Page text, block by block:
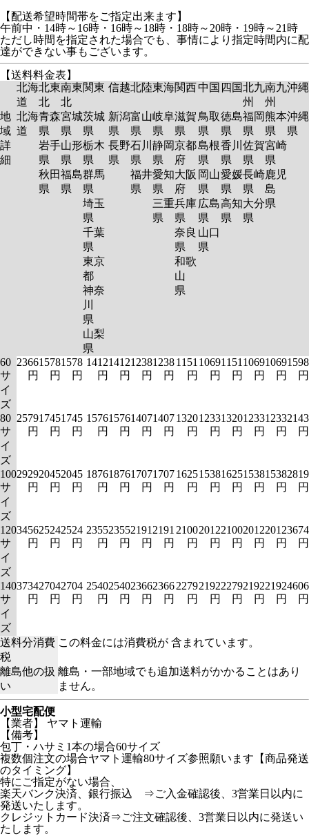
【配送希望時間帯をご指定出来ます】
午前中・14時～16時・16時～18時・18時～20時・19時～21時
ただし時間を指定された場合でも、事情により指定時間内に配
達ができない事もございます。
【送料料金表】
北海
道
北東
北
南東
北
関東 信越北陸東海関西中国 四国北九
州
南九
州
沖縄
地
域
詳
細
北海
道
青森
県
岩手
県
秋田
県
宮城
県
山形
県
福島
県
茨城
県
栃木
県
群馬
県
埼玉
県
千葉
県
東京
都
神奈
川
県
山梨
県
新潟
県
長野
県
富山
県
石川
県
福井
県
岐阜
県
静岡
県
愛知
県
三重
県
滋賀
県
京都
府
大阪
府
兵庫
県
奈良
県
和歌
山
県
鳥取
県
島根
県
岡山
県
広島
県
山口
県
徳島
県
香川
県
愛媛
県
高知
県
福岡
県
佐賀
県
長崎
県
大分
県
熊本
県
宮崎
県
鹿児
島
県
沖縄
県
60
サ
イ
ズ
2366
円
1578
円
1578
円
1412
円
1412
円
1238
円
1238
円
1151
円
1069
円
1151
円
1069
円
1069
円
1598
円
80
サ
イ
ズ
2579
円
1745
円
1745
円
1576
円
1576
円
1407
円
1407
円
1320
円
1233
円
1320
円
1233
円
1233
円
2143
円
100
サ
イ
ズ
2929
円
2045
円
2045
円
1876
円
1876
円
1707
円
1707
円
1625
円
1538
円
1625
円
1538
円
1538
円
2819
円
120
サ
イ
ズ
3456
円
2524
円
2524
円
2355
円
2355
円
2191
円
2191
円
2100
円
2012
円
2100
円
2012
円
2012
円
3674
円
140
サ
イ
ズ
3734
円
2704
円
2704
円
2540
円
2540
円
2366
円
2366
円
2279
円
2192
円
2279
円
2192
円
2192
円
4606
円
送料分消費
税
この料金には消費税が 含まれています。
離島他の扱
い
離島・一部地域でも追加送料がかかることはあり
ません。
小型宅配便
【業者】 ヤマト運輸
【備考】
包丁・ハサミ1本の場合60サイズ
複数個注文の場合ヤマト運輸80サイズ参照願います【商品発送
のタイミング】
特にご指定がない場合、
楽天バンク決済、銀行振込 ⇒ご入金確認後、3営業日以内に
発送いたします。
クレジットカード決済⇒ご注文確認後、3営業日以内に発送い
たします。